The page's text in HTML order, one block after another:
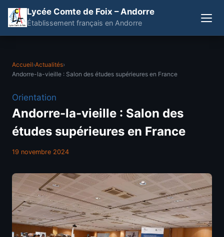
Lycée Comte de Foix – Andorre
Établissement français en Andorre
Accueil›Actualités›
Andorre-la-vieille : Salon des études supérieures en France
Orientation
Andorre-la-vieille : Salon des
études supérieures en France
19 novembre 2024